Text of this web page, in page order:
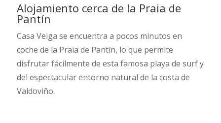
Alojamiento cerca de la Praia de
Pantín
Casa Veiga se encuentra a pocos minutos en
coche de la Praia de Pantín, lo que permite
disfrutar fácilmente de esta famosa playa de surf y
del espectacular entorno natural de la costa de
Valdoviño.